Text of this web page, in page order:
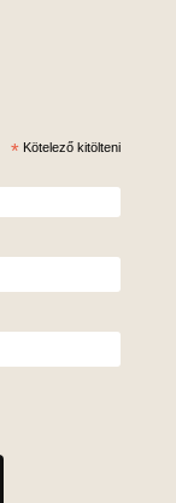
* Kötelező kitölteni